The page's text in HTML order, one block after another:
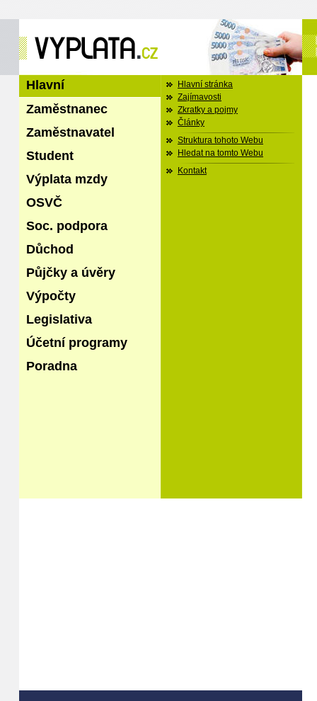
Hlavní
Zaměstnanec
Zaměstnavatel
Student
Výplata mzdy
OSVČ
Soc. podpora
Důchod
Půjčky a úvěry
Výpočty
Legislativa
Účetní programy
Poradna
Hlavní stránka
Zajímavosti
Zkratky a pojmy
Články
Struktura tohoto Webu
Hledat na tomto Webu
Kontakt